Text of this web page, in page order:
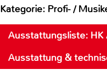
Kategorie: Profi- /
Ausstattungsliste: HK
Ausstattung &